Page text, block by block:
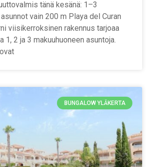
tänä kesänä: 1–3
vain 200 m Playa del Curan
viisikerroksinen rakennus tarjoaa
1, 2 ja 3 makuuhuoneen asuntoja.
BUNGALOW YLÄKERTA